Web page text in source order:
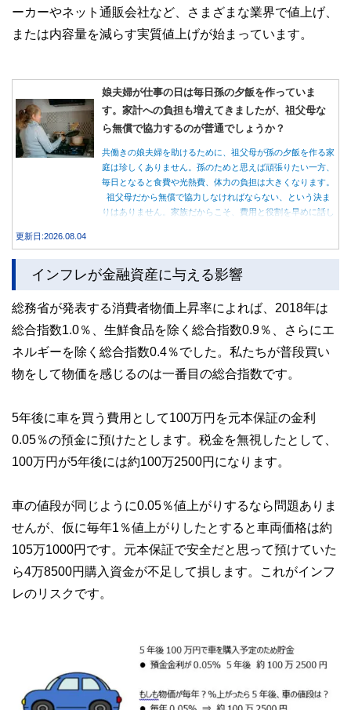
ーカーやネット通販会社など、さまざまな業界で値上げ、
または内容量を減らす実質値上げが始まっています。
娘夫婦が仕事の日は毎日孫の夕飯を作っていま
す。家計への負担も増えてきましたが、祖父母な
ら無償で協力するのが普通でしょうか？
共働きの娘夫婦を助けるために、祖父母が孫の夕飯を作る家
庭は珍しくありません。孫のためと思えば頑張りたい一方、
毎日となると食費や光熱費、体力の負担は大きくなります。
祖父母だから無償で協力しなければならない、という決ま
りはありません。家族だからこそ、費用と役割を早めに話し
更新日:2026.08.04
インフレが金融資産に与える影響
総務省が発表する消費者物価上昇率によれば、2018年は
総合指数1.0％、生鮮食品を除く総合指数0.9％、さらにエ
ネルギーを除く総合指数0.4％でした。私たちが普段買い
物をして物価を感じるのは一番目の総合指数です。
5年後に車を買う費用として100万円を元本保証の金利
0.05％の預金に預けたとします。税金を無視したとして、
100万円が5年後には約100万2500円になります。
車の値段が同じように0.05％値上がりするなら問題ありま
せんが、仮に毎年1％値上がりしたとすると車両価格は約
105万1000円です。元本保証で安全だと思って預けていた
ら4万8500円購入資金が不足して損します。これがインフ
レのリスクです。